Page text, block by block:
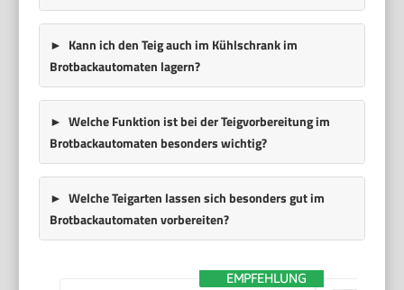
Kann ich den Teig auch im Kühlschrank im
Brotbackautomaten lagern?
Welche Funktion ist bei der Teigvorbereitung im
Brotbackautomaten besonders wichtig?
Welche Teigarten lassen sich besonders gut im
Brotbackautomaten vorbereiten?
EMPFEHLUNG